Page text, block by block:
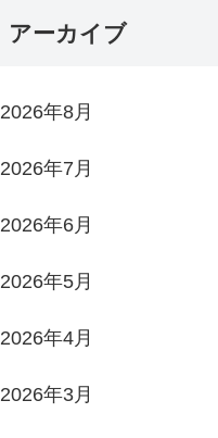
アーカイブ
2026年8月
2026年7月
2026年6月
2026年5月
2026年4月
2026年3月